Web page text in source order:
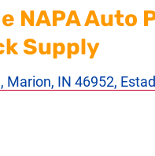
NAPA Auto
Supply
Marion, IN 46952,